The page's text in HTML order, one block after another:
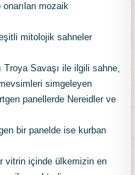
onarılan mozaik
mitolojik sahneler
Troya Savaşı ile ilgili sahne,
simgeleyen
panellerde Nereidler ve
bir panelde ise kurban
vitrin içinde ülkemizin en